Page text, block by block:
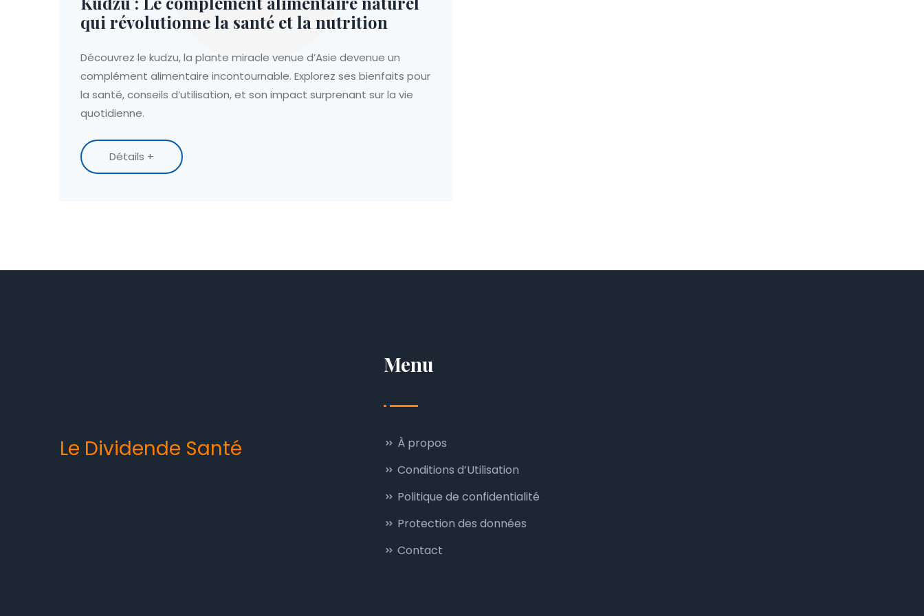
qui révolutionne la santé et la nutrition
Découvrez le kudzu, la plante miracle venue d’Asie devenue un
complément alimentaire incontournable. Explorez ses bienfaits pour
la santé, conseils d’utilisation, et son impact surprenant sur la vie
quotidienne.
Détails +
Le Dividende Santé
Menu
À propos
Conditions d’Utilisation
Politique de confidentialité
Protection des données
Contact